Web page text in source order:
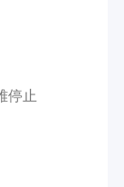
停止